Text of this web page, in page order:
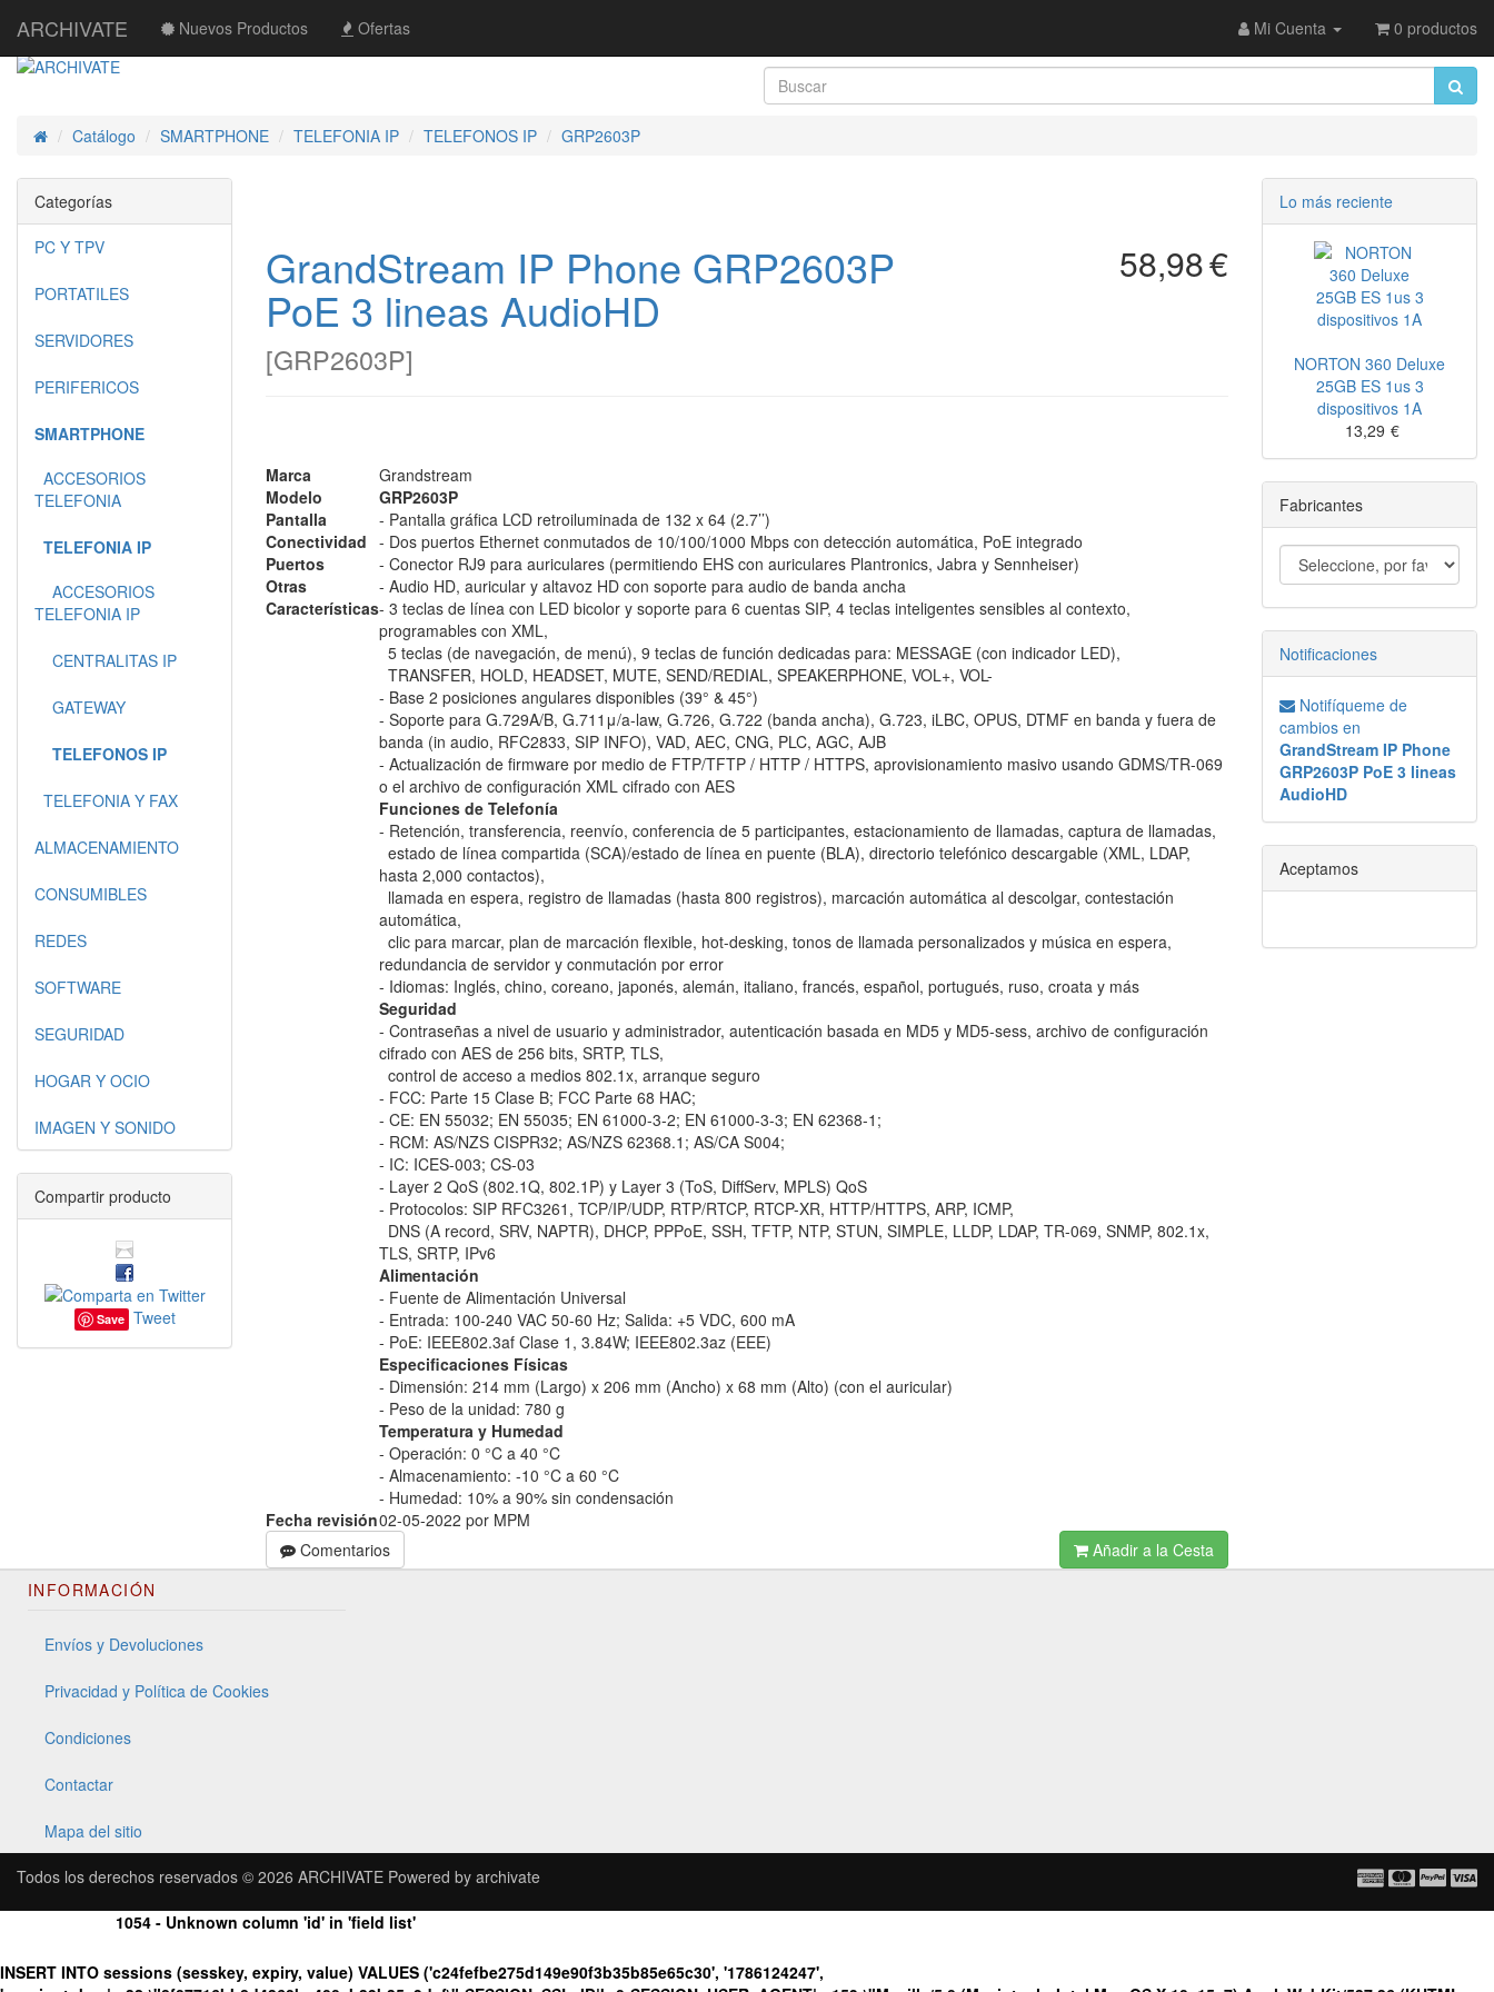
ARCHIVATE Nuevos Productos Ofertas Mi Cuenta 0 productos
InicioCatálogo SMARTPHONE TELEFONIA IP TELEFONOS IP GRP2603P
GrandStream IP Phone GRP2603P
PoE 3 lineas AudioHD
[GRP2603P]
58,98€
Marca
Grandstream
Modelo
GRP2603P
Pantalla
- Pantalla gráfica LCD retroiluminada de 132 x 64 (2.7’’)
Conectividad - Dos puertos Ethernet conmutados de 10/100/1000 Mbps con detección automática, PoE integrado
Puertos
- Conector RJ9 para auriculares (permitiendo EHS con auriculares Plantronics, Jabra y Sennheiser)
Otras
Características
- Audio HD, auricular y altavoz HD con soporte para audio de banda ancha
- 3 teclas de línea con LED bicolor y soporte para 6 cuentas SIP, 4 teclas inteligentes sensibles al contexto,
programables con XML,
5 teclas (de navegación, de menú), 9 teclas de función dedicadas para: MESSAGE (con indicador LED),
TRANSFER, HOLD, HEADSET, MUTE, SEND/REDIAL, SPEAKERPHONE, VOL+, VOL-
- Base 2 posiciones angulares disponibles (39° & 45°)
- Soporte para G.729A/B, G.711μ/a-law, G.726, G.722 (banda ancha), G.723, iLBC, OPUS, DTMF en banda y fuera de
banda (in audio, RFC2833, SIP INFO), VAD, AEC, CNG, PLC, AGC, AJB
- Actualización de firmware por medio de FTP/TFTP / HTTP / HTTPS, aprovisionamiento masivo usando GDMS/TR-069
o el archivo de configuración XML cifrado con AES
Funciones de Telefonía
- Retención, transferencia, reenvío, conferencia de 5 participantes, estacionamiento de llamadas, captura de llamadas,
estado de línea compartida (SCA)/estado de línea en puente (BLA), directorio telefónico descargable (XML, LDAP,
hasta 2,000 contactos),
llamada en espera, registro de llamadas (hasta 800 registros), marcación automática al descolgar, contestación
automática,
clic para marcar, plan de marcación flexible, hot-desking, tonos de llamada personalizados y música en espera,
redundancia de servidor y conmutación por error
- Idiomas: Inglés, chino, coreano, japonés, alemán, italiano, francés, español, portugués, ruso, croata y más
Seguridad
- Contraseñas a nivel de usuario y administrador, autenticación basada en MD5 y MD5-sess, archivo de configuración
cifrado con AES de 256 bits, SRTP, TLS,
control de acceso a medios 802.1x, arranque seguro
- FCC: Parte 15 Clase B; FCC Parte 68 HAC;
- CE: EN 55032; EN 55035; EN 61000-3-2; EN 61000-3-3; EN 62368-1;
- RCM: AS/NZS CISPR32; AS/NZS 62368.1; AS/CA S004;
- IC: ICES-003; CS-03
- Layer 2 QoS (802.1Q, 802.1P) y Layer 3 (ToS, DiffServ, MPLS) QoS
- Protocolos: SIP RFC3261, TCP/IP/UDP, RTP/RTCP, RTCP-XR, HTTP/HTTPS, ARP, ICMP,
DNS (A record, SRV, NAPTR), DHCP, PPPoE, SSH, TFTP, NTP, STUN, SIMPLE, LLDP, LDAP, TR-069, SNMP, 802.1x,
TLS, SRTP, IPv6
Alimentación
- Fuente de Alimentación Universal
- Entrada: 100-240 VAC 50-60 Hz; Salida: +5 VDC, 600 mA
- PoE: IEEE802.3af Clase 1, 3.84W; IEEE802.3az (EEE)
Especificaciones Físicas
- Dimensión: 214 mm (Largo) x 206 mm (Ancho) x 68 mm (Alto) (con el auricular)
- Peso de la unidad: 780 g
Temperatura y Humedad
- Operación: 0 °C a 40 °C
- Almacenamiento: -10 °C a 60 °C
- Humedad: 10% a 90% sin condensación
Fecha revisión02-05-2022 por MPM
Comentarios
Añadir a la Cesta
Categorías
PC Y TPV
PORTATILES
SERVIDORES
PERIFERICOS
SMARTPHONE
ACCESORIOS
TELEFONIA
TELEFONIA IP
ACCESORIOS
TELEFONIA IP
CENTRALITAS IP
GATEWAY
TELEFONOS IP
TELEFONIA Y FAX
ALMACENAMIENTO
CONSUMIBLES
REDES
SOFTWARE
SEGURIDAD
HOGAR Y OCIO
IMAGEN Y SONIDO
Compartir producto
Save Tweet
Lo más reciente
NORTON 360 Deluxe
25GB ES 1us 3
dispositivos 1A
13,29 €
Fabricantes
Notificaciones
Notifíqueme de
cambios en
GrandStream IP Phone
GRP2603P PoE 3 lineas
AudioHD
Aceptamos
INFORMACIÓN
Envíos y Devoluciones
Privacidad y Política de Cookies
Condiciones
Contactar
Mapa del sitio
Todos los derechos reservados © 2026 ARCHIVATE Powered by archivate
1054 - Unknown column 'id' in 'field list'
INSERT INTO sessions (sesskey, expiry, value) VALUES ('c24fefbe275d149e90f3b35b85e65c30', '1786124247',